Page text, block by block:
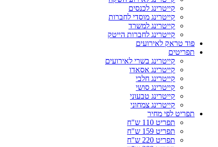
קייטרינג לכנסים
קייטרינג מוסדי לחברות
קייטרינג למשרד
קייטרינג לחברות הייטק
פוד טראק לאירועים
תפריטים
קייטרינג בשרי לאירועים
קייטרינג אסאדו
קייטרינג חלבי
קייטרינג סושי
קייטרינג טבעוני
קייטרינג צמחוני
תפריט לפי מחיר
תפריט 110 ש"ח
תפריט 159 ש"ח
תפריט 220 ש"ח